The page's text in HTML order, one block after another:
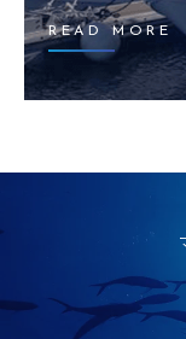
READ MORE